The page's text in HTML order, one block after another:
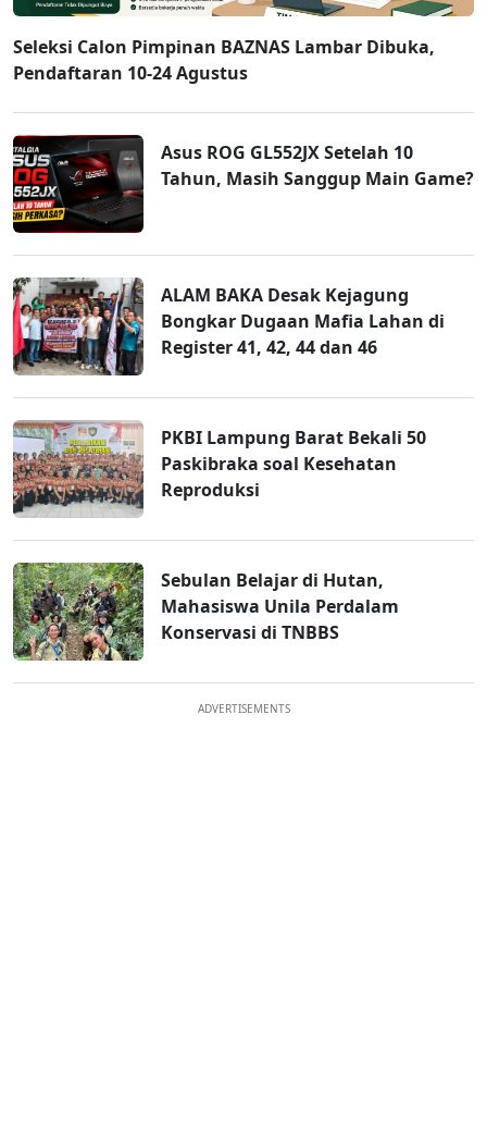
Seleksi Calon Pimpinan BAZNAS Lambar Dibuka,
Pendaftaran 10-24 Agustus
Asus ROG GL552JX Setelah 10
Tahun, Masih Sanggup Main Game?
ALAM BAKA Desak Kejagung
Bongkar Dugaan Mafia Lahan di
Register 41, 42, 44 dan 46
PKBI Lampung Barat Bekali 50
Paskibraka soal Kesehatan
Reproduksi
Sebulan Belajar di Hutan,
Mahasiswa Unila Perdalam
Konservasi di TNBBS
ADVERTISEMENTS